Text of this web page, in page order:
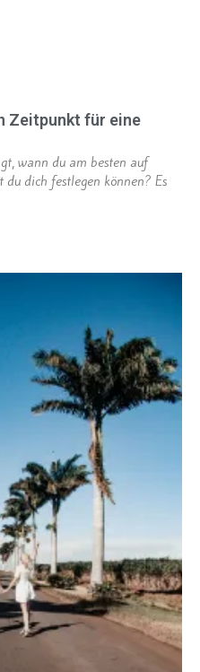
Zeitpunkt für eine
wann du am besten auf
du dich festlegen können? Es